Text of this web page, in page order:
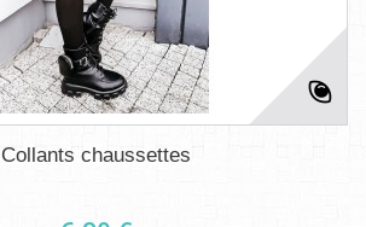
Collants chaussettes